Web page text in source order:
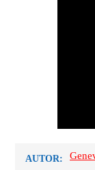
AUTOR: